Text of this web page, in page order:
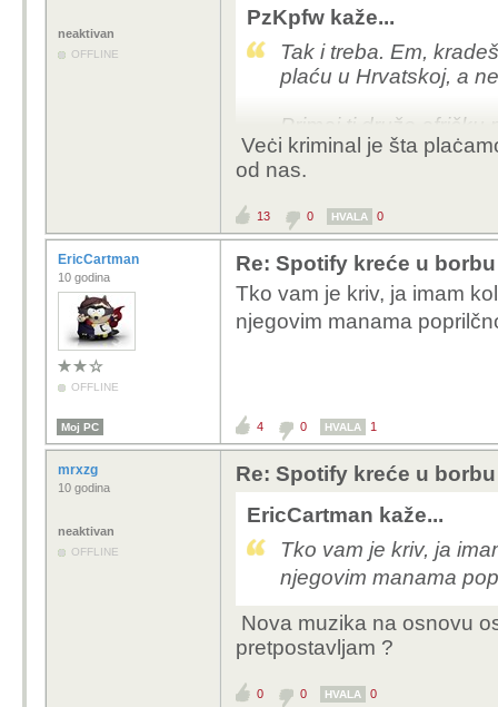
neaktivan
OFFLINE
PzKpfw kaže...
Tak i treba. Em,
plaću u Hrvatskoj, a
Primaj ti druže afričku
koštaj.
Veċi kriminal je šta
od nas.
13 0 HVALA 0
EricCartman
10 godina
OFFLINE
Re: Spotify kreće u
Tko vam je kriv, ja imam
njegovim manama
Moj PC 4 0 HVALA 1
mrxzg
10 godina
neaktivan
OFFLINE
Re: Spotify kreće u
EricCartman kaže...
Tko vam je kriv, ja
njegovim manama
Nova muzika na osnovu
pretpostavljam ?
0 0 HVALA 0